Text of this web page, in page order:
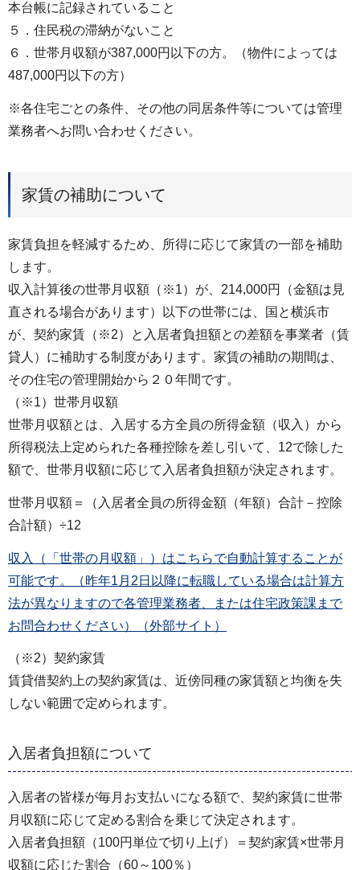
本台帳に記録されていること
５．住民税の滞納がないこと
６．世帯月収額が387,000円以下の方。（物件によっては
487,000円以下の方）
※各住宅ごとの条件、その他の同居条件等については管理
業務者へお問い合わせください。
家賃の補助について
家賃負担を軽減するため、所得に応じて家賃の一部を補助
します。
収入計算後の世帯月収額（※1）が、214,000円（金額は見
直される場合があります）以下の世帯には、国と横浜市
が、契約家賃（※2）と入居者負担額との差額を事業者（賃
貸人）に補助する制度があります。家賃の補助の期間は、
その住宅の管理開始から２０年間です。
（※1）世帯月収額
世帯月収額とは、入居する方全員の所得金額（収入）から
所得税法上定められた各種控除を差し引いて、12で除した
額で、世帯月収額に応じて入居者負担額が決定されます。
世帯月収額＝（入居者全員の所得金額（年額）合計－控除
合計額）÷12
収入（「世帯の月収額」）はこちらで自動計算することが
可能です。（昨年1月2日以降に転職している場合は計算方
法が異なりますので各管理業務者、または住宅政策課まで
お問合わせください）（外部サイト）
（※2）契約家賃
賃貸借契約上の契約家賃は、近傍同種の家賃額と均衡を失
しない範囲で定められます。
入居者負担額について
入居者の皆様が毎月お支払いになる額で、契約家賃に世帯
月収額に応じて定める割合を乗じて決定されます。
入居者負担額（100円単位で切り上げ）＝契約家賃×世帯月
収額に応じた割合（60～100％）